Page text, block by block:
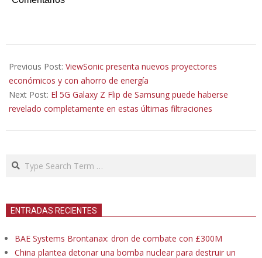
07-
10
Previous Post: ViewSonic presenta nuevos proyectores
económicos y con ahorro de energía
Next Post: El 5G Galaxy Z Flip de Samsung puede haberse
revelado completamente en estas últimas filtraciones
Search
ENTRADAS RECIENTES
BAE Systems Brontanax: dron de combate con £300M
China plantea detonar una bomba nuclear para destruir un